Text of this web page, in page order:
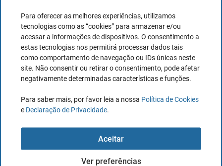
Para oferecer as melhores experiências, utilizamos
tecnologias como as “cookies” para armazenar e/ou
acessar a informações de dispositivos. O consentimento a
estas tecnologias nos permitirá processar dados tais
como comportamento de navegação ou IDs únicas neste
site. Não consentir ou retirar o consentimento, pode afetar
negativamente determinadas características e funções.
Para saber mais, por favor leia a nossa Política de Cookies
e Declaração de Privacidade.
Aceitar
Ver preferências
Certificados de Aforro em
agosto de 2026: taxa sobe para
2,474%
A taxa dos Certificados de Aforro Série F
subiu para 2,474% em agosto de 2026...